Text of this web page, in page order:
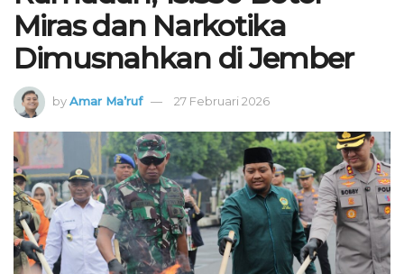
Miras dan Narkotika
Dimusnahkan di Jember
byAmar Ma’ruf 27 Februari 2026